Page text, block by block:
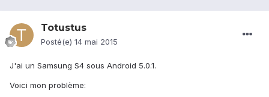
Totustus
Posté(e) 14 mai 2015
J'ai un Samsung S4 sous Android 5.0.1.
Voici mon problème: